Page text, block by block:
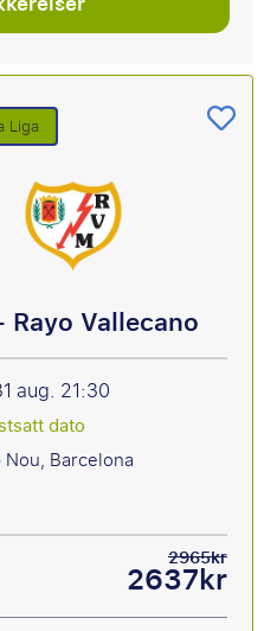
Liga
Vallecano
aug. 21:30
dato
Barcelona
2965kr
2637kr